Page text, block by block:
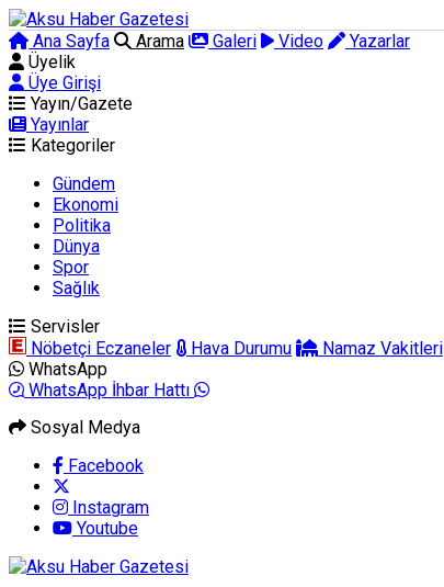
Ana Sayfa Arama Galeri Video
Yazarlar
Üyelik
Üye Girişi
Yayın/Gazete
Yayınlar
Kategoriler
Gündem
Ekonomi
Politika
Dünya
Spor
Sağlık
Servisler
Nöbetçi Eczaneler
Hava Durumu Namaz Vakitleri
WhatsApp
WhatsApp İhbar Hattı
Sosyal Medya
Facebook
Instagram
Youtube